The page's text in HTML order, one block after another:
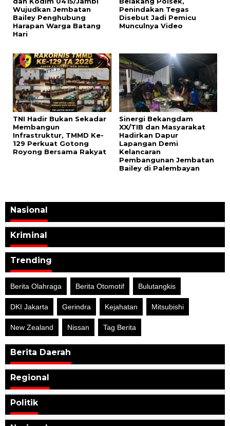
Wujudkan Jembatan
Bailey Penghubung
Harapan Warga Batang
Hari
Penindakan Tegas
Disebut Jadi Pemicu
Munculnya Video
TNI Hadir Bukan Sekadar
Membangun
Infrastruktur, TMMD Ke-
129 Perkuat Gotong
Royong Bersama Rakyat
Sinergi Bekangdam
XX/TIB dan Masyarakat
Hadirkan Dapur
Lapangan Demi
Kelancaran
Pembangunan Jembatan
Bailey di Palembayan
Nasional
Kriminal
Trending
Berita Olahraga Berita Otomotif Bulutangkis
DKI Jakarta Gerindra Kejahatan Mitsubishi
New Zealand Nissan Tag Berita
Berita Daerah
Regional
Politik